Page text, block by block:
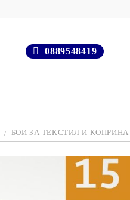
0889548419
БОИ ЗА ТЕКСТИЛ И КОПРИНА